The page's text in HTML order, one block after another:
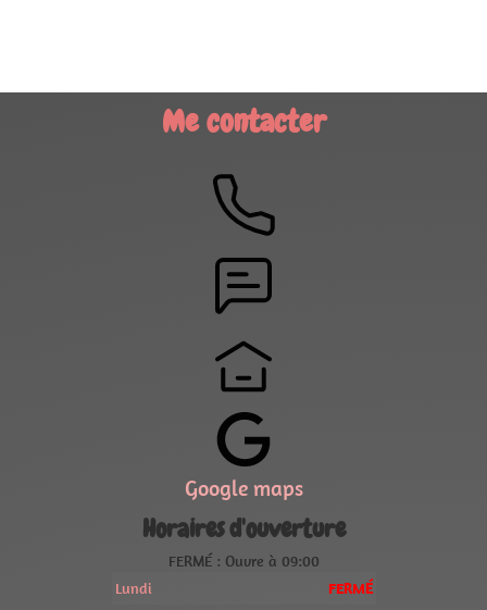
Me contacter
Google maps
Horaires d'ouverture
FERMÉ : Ouvre à 09:00
Lundi
FERMÉ